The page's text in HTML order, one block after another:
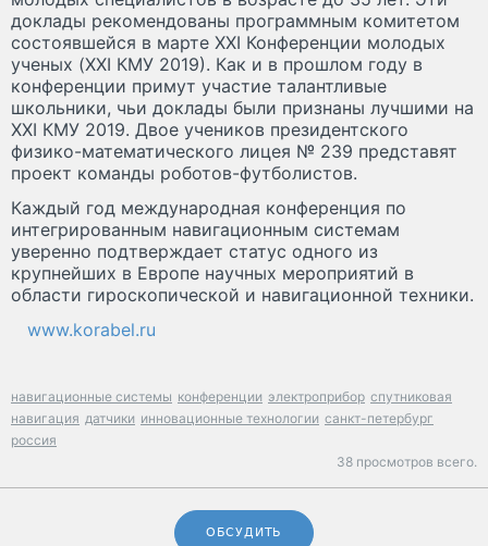
доклады рекомендованы программным комитетом
состоявшейся в марте XXI Конференции молодых
ученых (XXI КМУ 2019). Как и в прошлом году в
конференции примут участие талантливые
школьники, чьи доклады были признаны лучшими на
XXI КМУ 2019. Двое учеников президентского
физико-математического лицея № 239 представят
проект команды роботов-футболистов.
Каждый год международная конференция по
интегрированным навигационным системам
уверенно подтверждает статус одного из
крупнейших в Европе научных мероприятий в
области гироскопической и навигационной техники.
www.korabel.ru
навигационные системы конференции электроприбор спутниковая
навигация датчики инновационные технологии санкт-петербург
россия
38 просмотров всего.
ОБСУДИТЬ